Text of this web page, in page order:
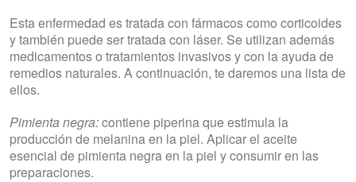
Esta enfermedad es tratada con fármacos como corticoides
y también puede ser tratada con láser. Se utilizan además
medicamentos o tratamientos invasivos y con la ayuda de
remedios naturales. A continuación, te daremos una lista de
ellos.
Pimienta negra:contiene piperina que estimula la
producción de melanina en la piel. Aplicar el aceite
esencial de pimienta negra en la piel y consumir en las
preparaciones.